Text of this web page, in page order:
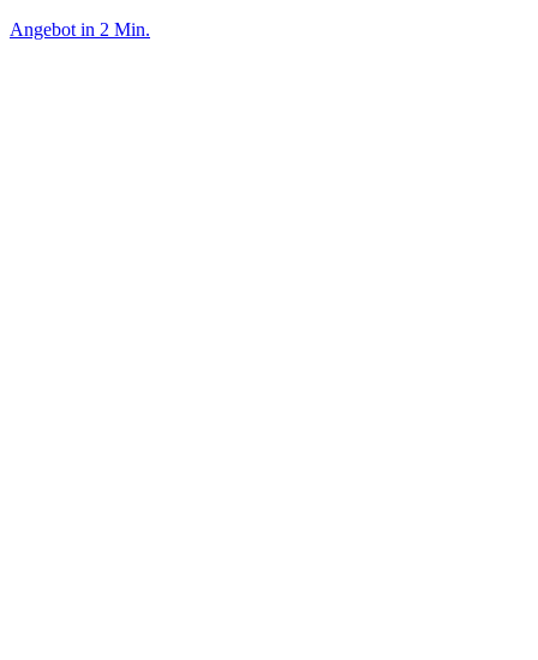
Angebot in 2 Min.